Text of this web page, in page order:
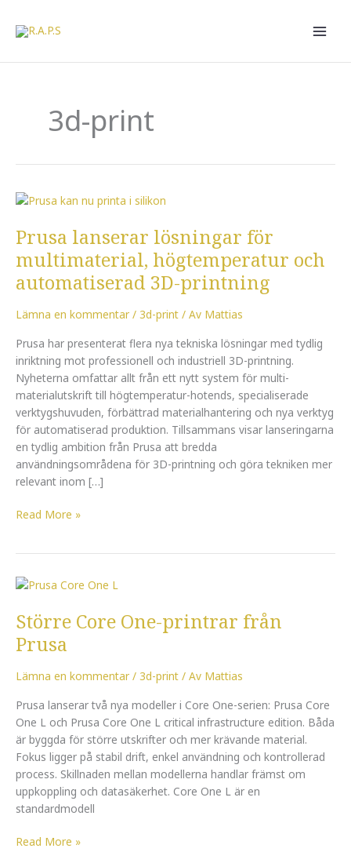
innehåll
3d-print
Prusa lanserar lösningar för
multimaterial, högtemperatur och
automatiserad 3D-printning
Lämna en kommentar / 3d-print / Av Mattias
Prusa har presenterat flera nya tekniska lösningar med tydlig
inriktning mot professionell och industriell 3D-printning.
Nyheterna omfattar allt från ett nytt system för multi-
materialutskrift till högtemperatur-hotends, specialiserade
verktygshuvuden, förbättrad materialhantering och nya verktyg
för automatiserad produktion. Tillsammans visar lanseringarna
en tydlig ambition från Prusa att bredda
användningsområdena för 3D-printning och göra tekniken mer
relevant inom […]
Prusa
lösningar
multimaterial,
högtemperatur
automatiserad
3D-
printning
Read More »
Större Core One-printrar från
Prusa
Lämna en kommentar / 3d-print / Av Mattias
Prusa lanserar två nya modeller i Core One-serien: Prusa Core
One L och Prusa Core One L critical infrastructure edition. Båda
är byggda för större utskrifter och mer krävande material.
Fokus ligger på stabil drift, enkel användning och kontrollerad
process. Skillnaden mellan modellerna handlar främst om
uppkoppling och datasäkerhet. Core One L är en
standardmodell
Större
One-
printrar
från
Prusa
Read More »